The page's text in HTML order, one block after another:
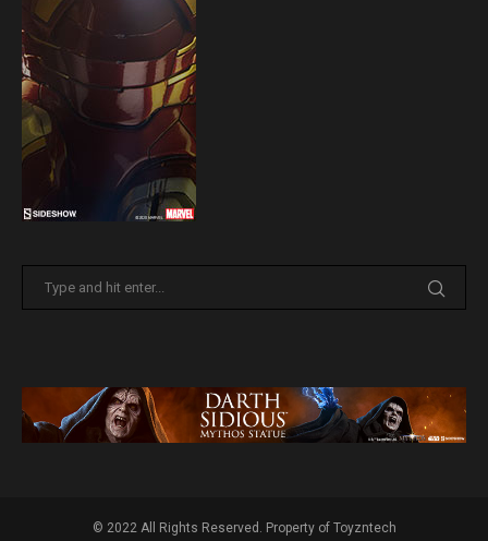
© 2022 All Rights Reserved. Property of Toyzntech